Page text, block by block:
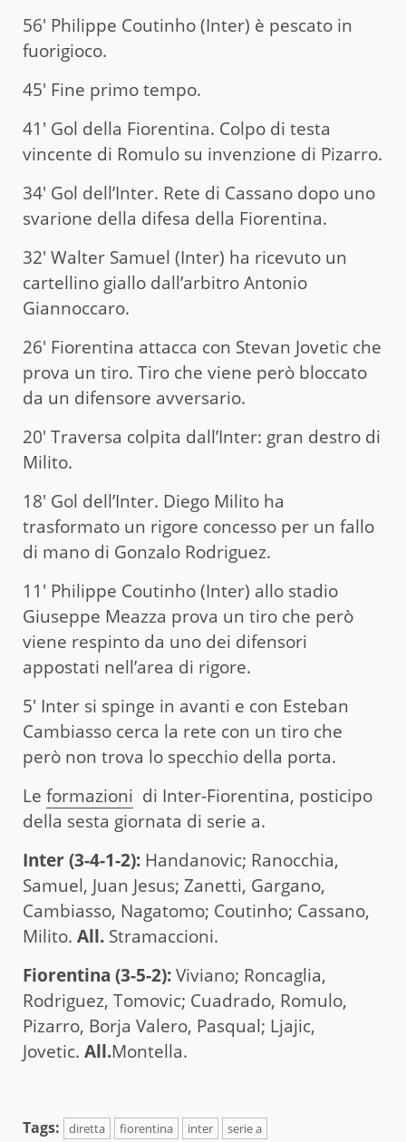
56′ Philippe Coutinho (Inter) è pescato in
fuorigioco.
45′ Fine primo tempo.
41′ Gol della Fiorentina. Colpo di testa
vincente di Romulo su invenzione di Pizarro.
34′ Gol dell’Inter. Rete di Cassano dopo uno
svarione della difesa della Fiorentina.
32′ Walter Samuel (Inter) ha ricevuto un
cartellino giallo dall’arbitro Antonio
Giannoccaro.
26′ Fiorentina attacca con Stevan Jovetic che
prova un tiro. Tiro che viene però bloccato
da un difensore avversario.
20′ Traversa colpita dall’Inter: gran destro di
Milito.
18′ Gol dell’Inter. Diego Milito ha
trasformato un rigore concesso per un fallo
di mano di Gonzalo Rodriguez.
11′ Philippe Coutinho (Inter) allo stadio
Giuseppe Meazza prova un tiro che però
viene respinto da uno dei difensori
appostati nell’area di rigore.
5′ Inter si spinge in avanti e con Esteban
Cambiasso cerca la rete con un tiro che
però non trova lo specchio della porta.
Le formazioni di Inter-Fiorentina, posticipo
della sesta giornata di serie a.
Inter (3-4-1-2): Handanovic; Ranocchia,
Samuel, Juan Jesus; Zanetti, Gargano,
Cambiasso, Nagatomo; Coutinho; Cassano,
Milito. All. Stramaccioni.
Fiorentina (3-5-2):Viviano; Roncaglia,
Rodriguez, Tomovic; Cuadrado, Romulo,
Pizarro, Borja Valero, Pasqual; Ljajic,
Jovetic. All.Montella.
Tags: diretta fiorentina inter serie a